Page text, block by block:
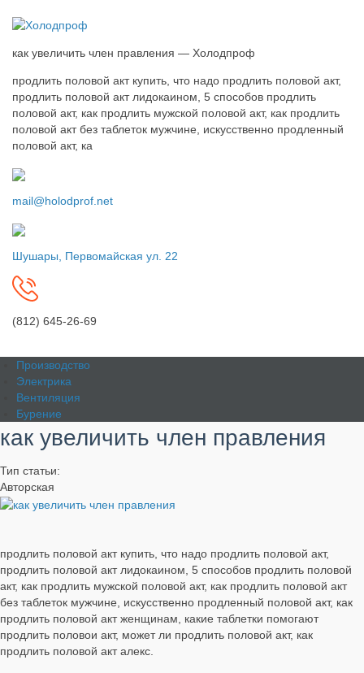
как увеличить член правления — Холодпроф
продлить половой акт купить, что надо продлить половой акт,
продлить половой акт лидокаином, 5 способов продлить
половой акт, как продлить мужской половой акт, как продлить
половой акт без таблеток мужчине, искусственно продленный
половой акт, ка
mail@holodprof.net
Шушары, Первомайская ул. 22
(812) 645-26-69
Производство
Электрика
Вентиляция
Бурение
как увеличить член правления
Тип статьи:
Авторская
продлить половой акт купить, что надо продлить половой акт,
продлить половой акт лидокаином, 5 способов продлить половой
акт, как продлить мужской половой акт, как продлить половой акт
без таблеток мужчине, искусственно продленный половой акт, как
продлить половой акт женщинам, какие таблетки помогают
продлить половои акт, может ли продлить половой акт, как
продлить половой акт алекс.